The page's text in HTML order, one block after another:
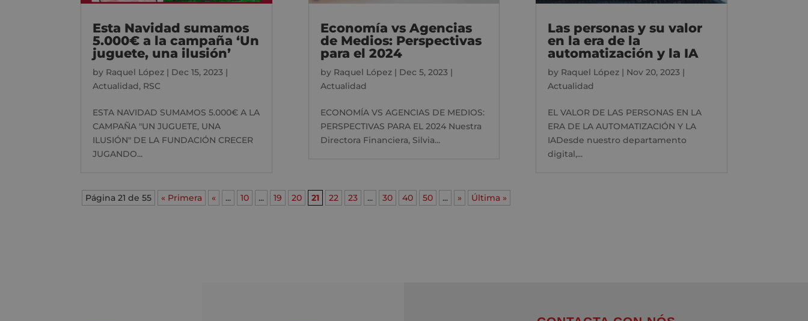
Esta Navidad sumamos
5.000€ a la campaña ‘Un
juguete, una ilusión’
by Raquel López | Dec 15, 2023 |
Actualidad, RSC
ESTA NAVIDAD SUMAMOS 5.000€ A LA
CAMPAÑA "UN JUGUETE, UNA
ILUSIÓN" DE LA FUNDACIÓN CRECER
JUGANDO...
Economía vs Agencias
de Medios: Perspectivas
para el 2024
by Raquel López| Dec 5, 2023|
Actualidad
ECONOMÍA VS AGENCIAS DE MEDIOS:
PERSPECTIVAS PARA EL 2024 Nuestra
Directora Financiera, Silvia...
Las personas y su valor
en la era de la
automatización y la IA
by Raquel López| Nov 20, 2023|
Actualidad
EL VALOR DE LAS PERSONAS EN LA
ERA DE LA AUTOMATIZACIÓN Y LA
IADesde nuestro departamento
digital,...
Página 21 de 55 « Primera « ... 10 ... 19 20 21 22 23 ... 30 40 50 ... » Última »